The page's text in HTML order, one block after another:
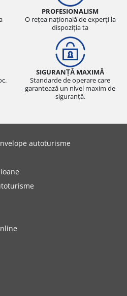
PROFESIONALISM
O rețea națională de experți la
dispoziția ta
SIGURANȚĂ MAXIMĂ
Standarde de operare care
garantează un nivel maxim de
siguranță.
autoturisme